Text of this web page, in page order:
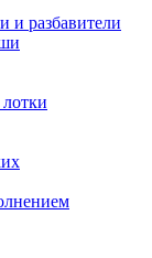
и разбавители